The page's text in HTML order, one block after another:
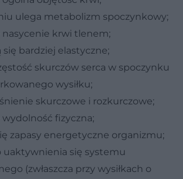
ulega metabolizm spoczynkowy;
nasycenie krwi tlenem;
bardziej elastyczne;
skurczów serca w spoczynku
wysiłku;
skurczowe i rozkurczowe;
wydolność fizyczna;
zapasy energetyczne organizmu;
uaktywnienia się systemu
(zwłaszcza przy wysiłkach o